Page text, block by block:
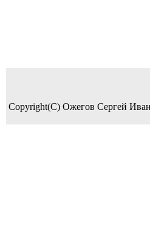
Copyright(C) Ожегов Сергей